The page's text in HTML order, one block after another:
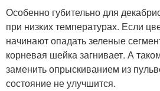
Особенно губительно для
при низких температурах. Если
начинают опадать зеленые
корневая шейка загнивает. А
заменить опрыскиванием из
состояние не улучшится.